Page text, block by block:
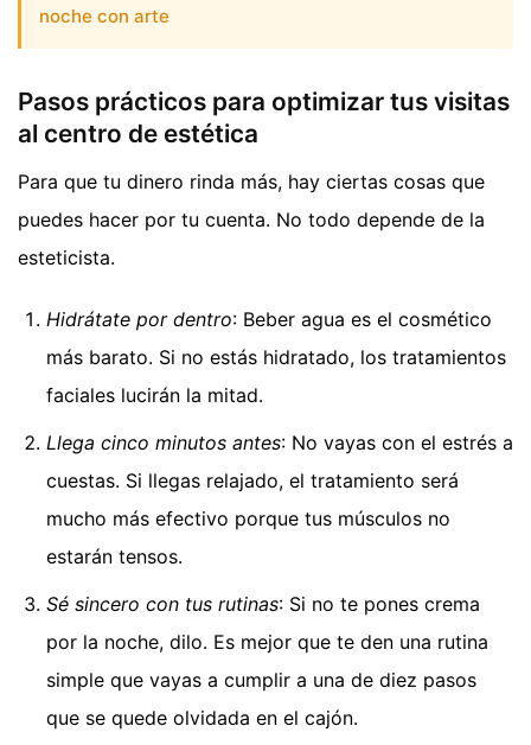
noche con arte
Pasos prácticos para optimizar tus visitas
al centro de estética
Para que tu dinero rinda más, hay ciertas cosas que
puedes hacer por tu cuenta. No todo depende de la
esteticista.
Hidrátate por dentro: Beber agua es el cosmético
más barato. Si no estás hidratado, los tratamientos
faciales lucirán la mitad.
Llega cinco minutos antes: No vayas con el estrés a
cuestas. Si llegas relajado, el tratamiento será
mucho más efectivo porque tus músculos no
estarán tensos.
Sé sincero con tus rutinas: Si no te pones crema
por la noche, dilo. Es mejor que te den una rutina
simple que vayas a cumplir a una de diez pasos
que se quede olvidada en el cajón.